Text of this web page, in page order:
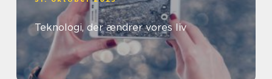
Teknologi, der ændrer vores liv